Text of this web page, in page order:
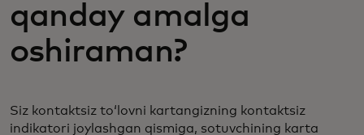
qanday amalga
oshiraman?
Siz kontaktsiz toʻlovni kartangizning kontaktsiz
indikatori joylashgan qismiga, sotuvchining karta